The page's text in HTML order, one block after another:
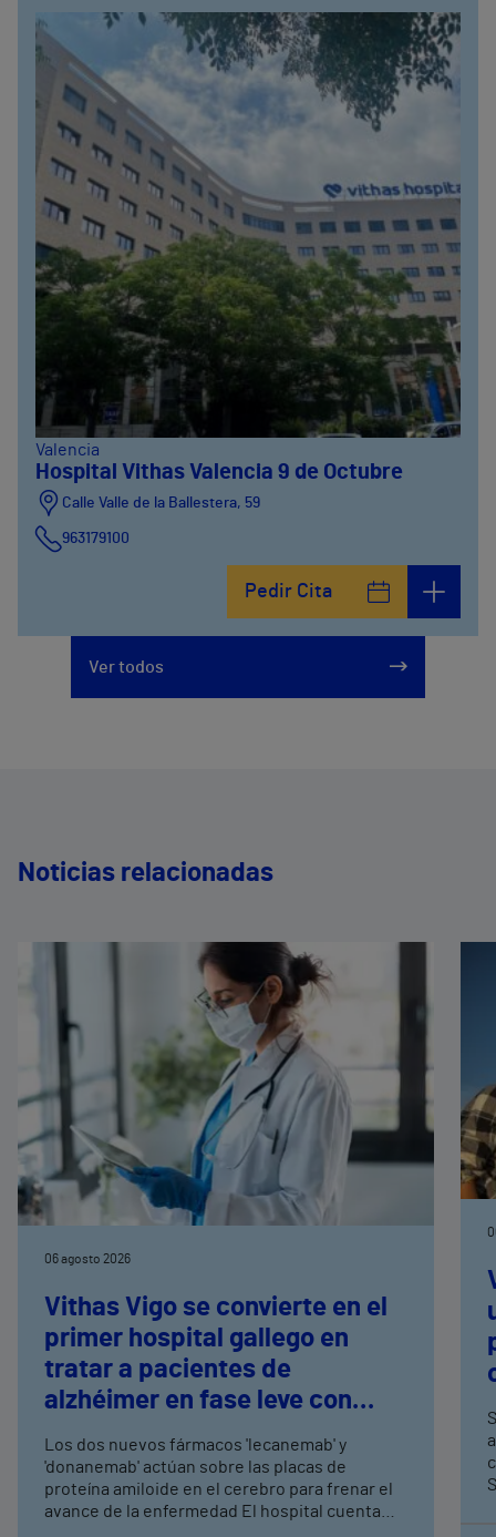
Valencia
Hospital Vithas Valencia 9 de Octubre
Calle Valle de la Ballestera, 59
963179100
Pedir Cita
Ver todos
Noticias relacionadas
06 agosto 2026
Vithas Vigo se convierte en el
primer hospital gallego en
tratar a pacientes de
alzhéimer en fase leve con
terapias antiamiloide
Los dos nuevos fármacos 'lecanemab' y
'donanemab' actúan sobre las placas de
proteína amiloide en el cerebro para frenar el
avance de la enfermedad El hospital cuenta